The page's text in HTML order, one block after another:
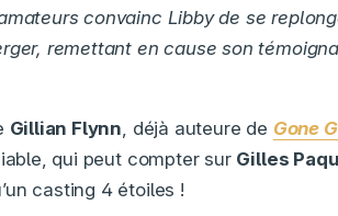
convainc Libby de se
remettant en cause son
Gillian Flynn, déjà auteure de Gone
qui peut compter sur Gilles
casting 4 étoiles !